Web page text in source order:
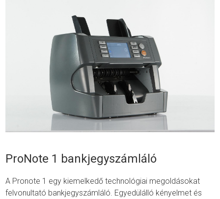
ProNote 1 bankjegyszámláló
A Pronote 1 egy kiemelkedő technológiai megoldásokat
felvonultató bankjegyszámláló. Egyedülálló kényelmet és